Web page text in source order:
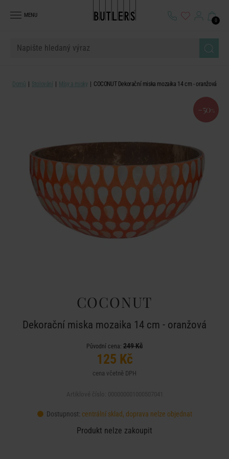
MENU
0
Domů Stolování Mísy a misky COCONUT Dekorační miska mozaika 14 cm - oranžová
-50 %
COCONUT
Dekorační miska mozaika 14 cm - oranžová
Původní cena: 249 Kč
125 Kč
cena včetně DPH
Dostupnost: centrální sklad, doprava nelze objednat
Produkt nelze zakoupit